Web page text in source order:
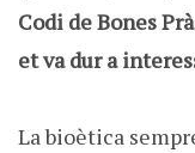
Codi de Bones
et va dur a
La bioètica